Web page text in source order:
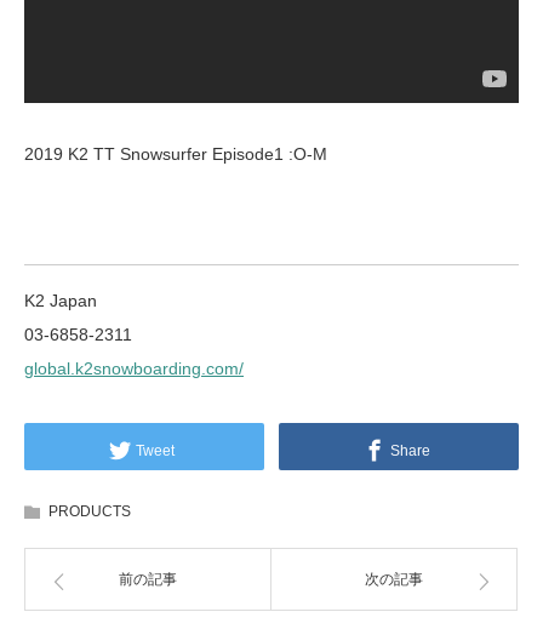
2019 K2 TT Snowsurfer Episode1 :O-M
K2 Japan
03-6858-2311
global.k2snowboarding.com/
Tweet Share
PRODUCTS
前の記事 次の記事